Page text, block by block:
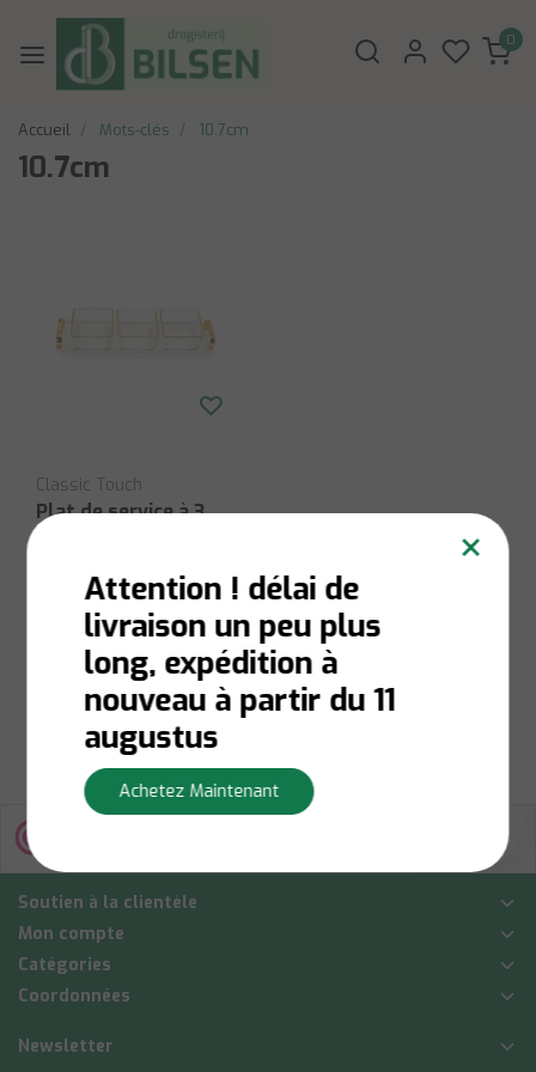
0
Accueil Mots-clés 10.7cm
10.7cm
Classic Touch
Plat de service à 3
Niet op voorraad:
Contactez-nous pour la
disponibilité du stock
Afficher
Soutien à la clientèle
Mon compte
Catégories
Coordonnées
Newsletter
×
Attention ! délai de
livraison un peu plus
long, expédition à
nouveau à partir du 11
augustus
Achetez Maintenant